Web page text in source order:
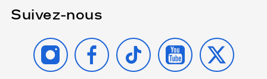
Suivez-nous
INSTAGRAMFACEBOOK
TIKTOK YOUTUBE
X